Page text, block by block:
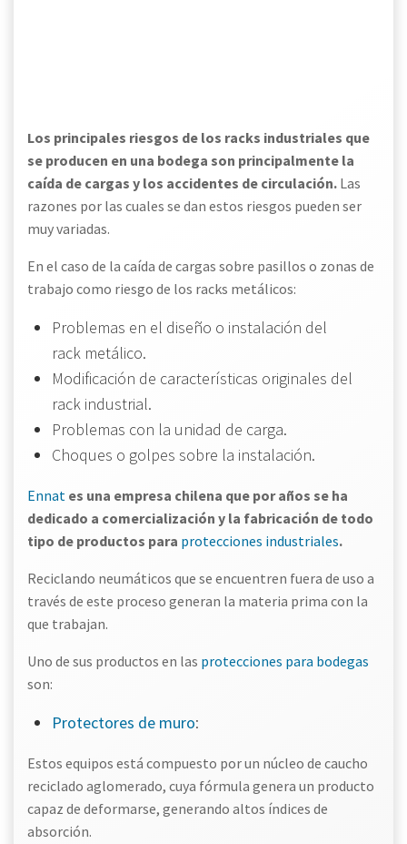
Los principales riesgos de los racks industriales que
se producen en una bodega son principalmente la
caída de cargas y los accidentes de circulación. Las
razones por las cuales se dan estos riesgos pueden ser
muy variadas.
En el caso de la caída de cargas sobre pasillos o zonas de
trabajo como riesgo de los racks metálicos:
Problemas en el diseño o instalación del
rack metálico.
Modificación de características originales del
rack industrial.
Problemas con la unidad de carga.
Choques o golpes sobre la instalación.
Ennat es una empresa chilena que por años se ha
dedicado a comercialización y la fabricación de todo
tipo de productos para protecciones industriales.
Reciclando neumáticos que se encuentren fuera de uso a
través de este proceso generan la materia prima con la
que trabajan.
Uno de sus productos en las protecciones para bodegas
son:
Protectores de muro:
Estos equipos está compuesto por un núcleo de caucho
reciclado aglomerado, cuya fórmula genera un producto
capaz de deformarse, generando altos índices de
absorción.